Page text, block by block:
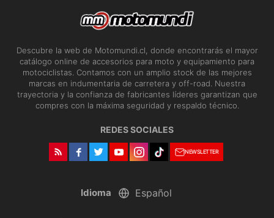
Descubre la web de Motomundi.cl, donde encontrarás el mayor
catálogo online de accesorios para moto y equipamiento para
motociclistas. Contamos con un amplio stock de las mejores
marcas en indumentaria de carretera y off-road. Nuestra
trayectoria y la confianza de fabricantes líderes garantizan que
compres con la máxima seguridad y respaldo técnico.
REDES SOCIALES
NEWSLETTER
Idioma